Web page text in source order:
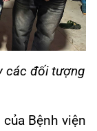
các đối tượng
Bệnh viện